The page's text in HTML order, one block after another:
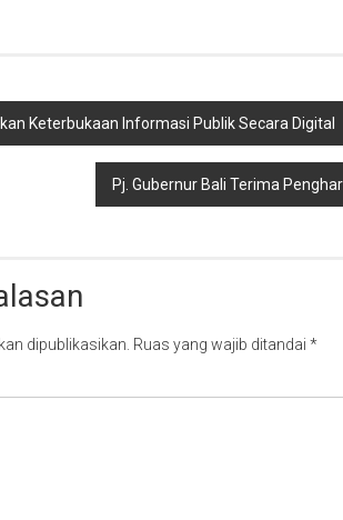
Keterbukaan Informasi Publik Secara Digital
Pj. Gubernur Bali Terima
dipublikasikan. Ruas yang wajib ditandai *